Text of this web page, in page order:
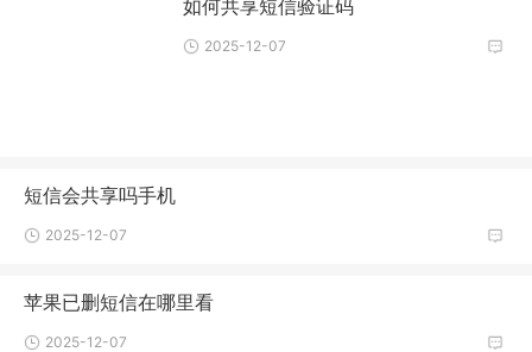
如何共享短信验证码
2025-12-07
短信会共享吗手机
2025-12-07
苹果已删短信在哪里看
2025-12-07